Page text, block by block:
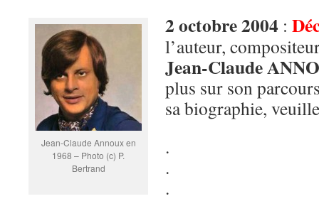
Jean-Claude Annoux en
1968 – Photo (c) P.
Bertrand
2 octobre 2004 :
l’auteur,
Jean-Claude
plus sur son
sa biographie,
.
.
.